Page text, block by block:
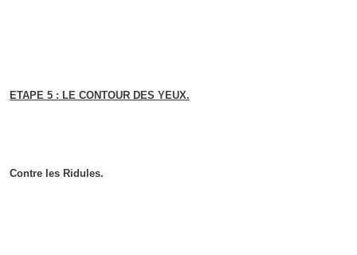
ETAPE 5 : LE CONTOUR DES YEUX.
Contre les Ridules.